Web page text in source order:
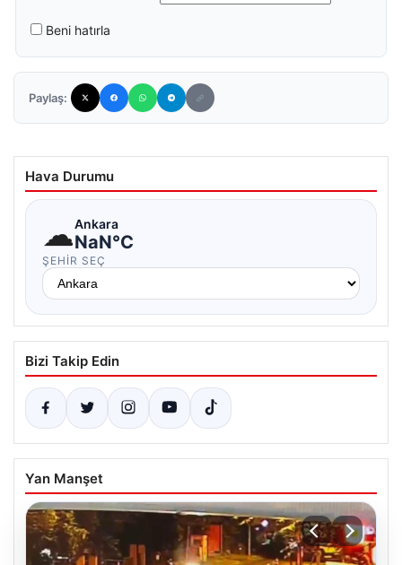
Beni hatırla
Paylaş:
Hava Durumu
☁Ankara
NaN°C
ŞEHIR SEÇ
Bizi Takip Edin
Yan Manşet